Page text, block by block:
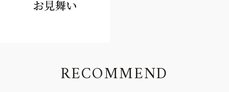
RECOMMEND